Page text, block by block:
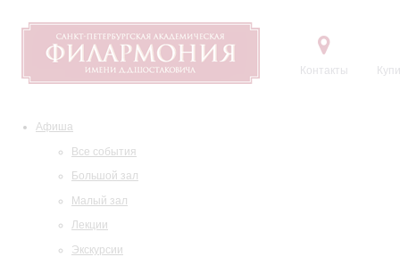
Контакты
Афиша
Все события
Большой зал
Малый зал
Лекции
Экскурсии